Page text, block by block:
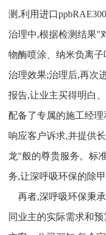
测,利用进口
治理中,根据检测结果"
物酶喷涂、纳米负离
治理效果;治理后,再次
报告,让业主买得明白
配备了专属的施工经
响应客户诉求,并提供
龙"般的尊贵服务。标
务,让深呼吸环保的除
再者,深呼吸环保秉
同业主的实际需求和